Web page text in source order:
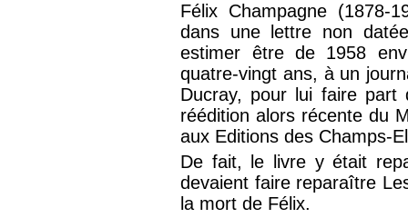
Félix Champagne (1878-
dans une lettre non
estimer être de 1958
quatre-vingt ans, à un
Ducray, pour lui faire
réédition alors récente du
aux Editions des Champs-
De fait, le livre y était
devaient faire reparaître
la mort de Félix.